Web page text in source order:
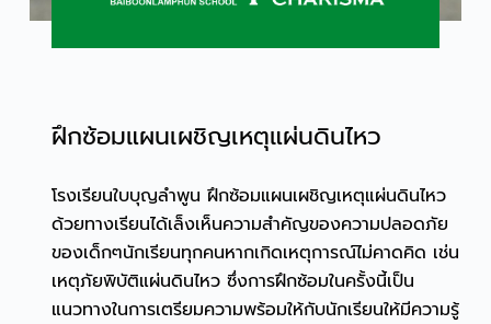
ฝึกซ้อมแผนเผชิญเหตุแผ่นดินไหว
โรงเรียนใบบุญลำพูน ฝึกซ้อมแผนเผชิญเหตุแผ่นดินไหว
ด้วยทางเรียนได้เล็งเห็นความสำคัญของความปลอดภัย
ของเด็กๆนักเรียนทุกคนหากเกิดเหตุการณ์ไม่คาดคิด เช่น
เหตุภัยพิบัติแผ่นดินไหว ซึ่งการฝึกซ้อมในครั้งนี้เป็น
แนวทางในการเตรียมความพร้อมให้กับนักเรียนให้มีความรู้